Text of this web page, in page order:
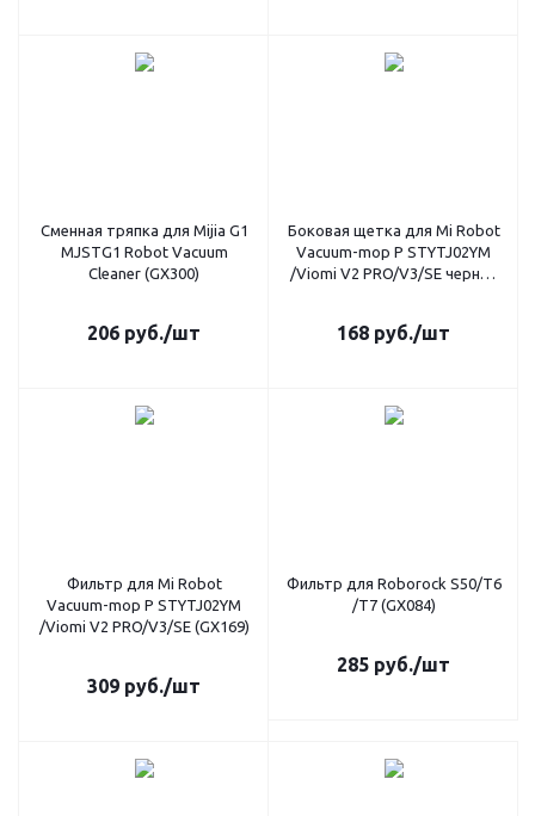
Сменная тряпка для Mijia G1
MJSTG1 Robot Vacuum
Cleaner (GX300)
206 руб./шт
Боковая щетка для Mi Robot
Vacuum-mop P STYTJ02YM
/Viomi V2 PRO/V3/SE черная
168 руб./шт
Фильтр для Mi Robot
Vacuum-mop P STYTJ02YM
/Viomi V2 PRO/V3/SE (GX169)
309 руб./шт
Фильтр для Roborock S50/T6
/T7 (GX084)
285 руб./шт